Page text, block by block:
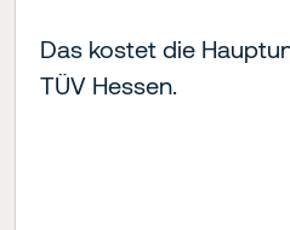
Das kostet die
TÜV Hessen.